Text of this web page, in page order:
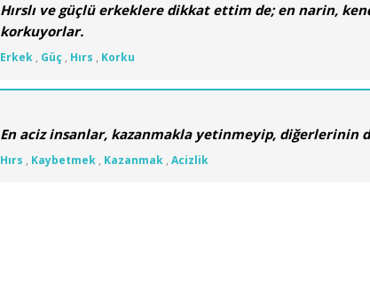
Hırslı ve güçlü erkeklere dikkat ettim de; en narin,
korkuyorlar.
Erkek, Güç , Hırs , Korku
En aciz insanlar, kazanmakla yetinmeyip,
Hırs , Kaybetmek, Kazanmak, Acizlik